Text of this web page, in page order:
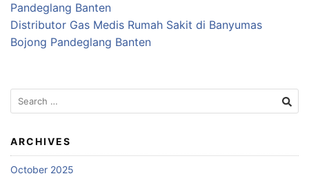
Pandeglang Banten
Distributor Gas Medis Rumah Sakit di Banyumas
Bojong Pandeglang Banten
Search
for:
ARCHIVES
October 2025